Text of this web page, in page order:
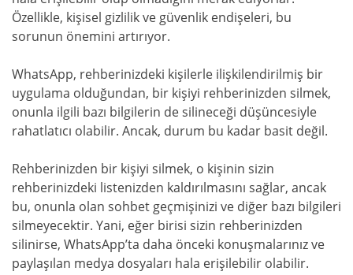
Özellikle, kişisel gizlilik ve güvenlik endişeleri, bu
sorunun önemini artırıyor.
WhatsApp, rehberinizdeki kişilerle ilişkilendirilmiş bir
uygulama olduğundan, bir kişiyi rehberinizden silmek,
onunla ilgili bazı bilgilerin de silineceği düşüncesiyle
rahatlatıcı olabilir. Ancak, durum bu kadar basit değil.
Rehberinizden bir kişiyi silmek, o kişinin sizin
rehberinizdeki listenizden kaldırılmasını sağlar, ancak
bu, onunla olan sohbet geçmişinizi ve diğer bazı bilgileri
silmeyecektir. Yani, eğer birisi sizin rehberinizden
silinirse, WhatsApp’ta daha önceki konuşmalarınız ve
paylaşılan medya dosyaları hala erişilebilir olabilir.